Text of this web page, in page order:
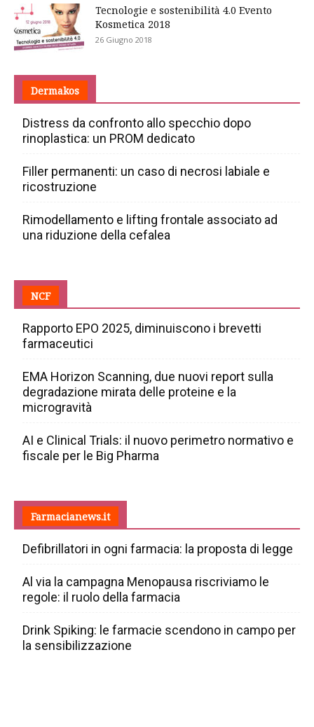
Tecnologie e sostenibilità 4.0 Evento
Kosmetica 2018
26 Giugno 2018
Dermakos
Distress da confronto allo specchio dopo
rinoplastica: un PROM dedicato
Filler permanenti: un caso di necrosi labiale e
ricostruzione
Rimodellamento e lifting frontale associato ad
una riduzione della cefalea
NCF
Rapporto EPO 2025, diminuiscono i brevetti
farmaceutici
EMA Horizon Scanning, due nuovi report sulla
degradazione mirata delle proteine e la
microgravità
AI e Clinical Trials: il nuovo perimetro normativo e
fiscale per le Big Pharma
Farmacianews.it
Defibrillatori in ogni farmacia: la proposta di legge
Al via la campagna Menopausa riscriviamo le
regole: il ruolo della farmacia
Drink Spiking: le farmacie scendono in campo per
la sensibilizzazione